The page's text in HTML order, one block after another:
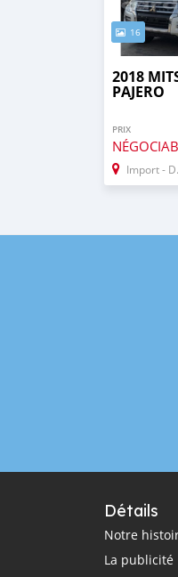
16
2018
PAJERO
PRIX
Import - Dubai
Détails
Notre
La publicité